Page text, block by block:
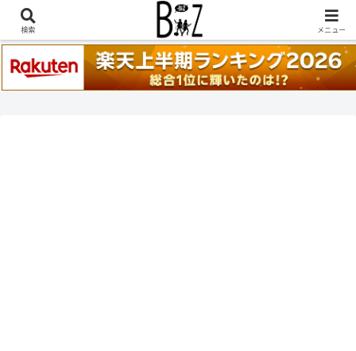
稲葉浩志『en-Zepp』『enⅣ』セトリ一覧はこちら
検索 メニュー